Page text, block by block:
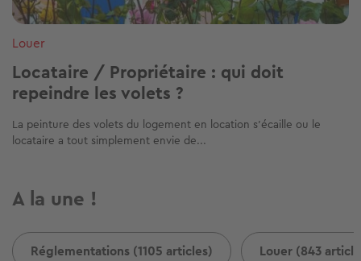
Louer
Locataire / Propriétaire : qui doit
repeindre les volets ?
La peinture des volets du logement en location s’écaille ou le
locataire a tout simplement envie de...
A la une !
Réglementations (1105 articles) Louer (843